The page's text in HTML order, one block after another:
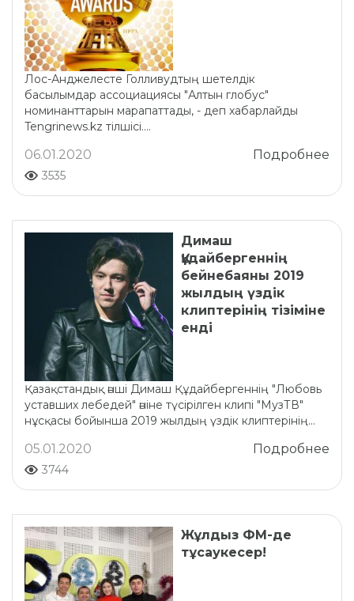
Лос-Анджелесте Голливудтың шетелдік
басылымдар ассоциациясы "Алтын глобус"
номинанттарын марапаттады, - деп хабарлайды
Tengrinews.kz тілшісі....
Подробнее
06.01.2020
3535
Димаш
Құдайбергеннің
бейнебаяны 2019
жылдың үздік
клиптерінің тізіміне
енді
Қазақстандық әнші Димаш Құдайбергеннің "Любовь
уставших лебедей" әніне түсірілген клипі "МузТВ"
нұсқасы бойынша 2019 жылдың үздік клиптерінің...
Подробнее
05.01.2020
3744
Жұлдыз ФМ-де
тұсаукесер!